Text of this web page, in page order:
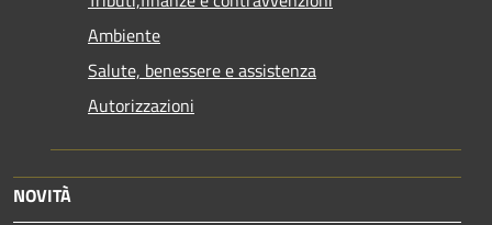
Ambiente
Salute, benessere e assistenza
Autorizzazioni
NOVITÀ